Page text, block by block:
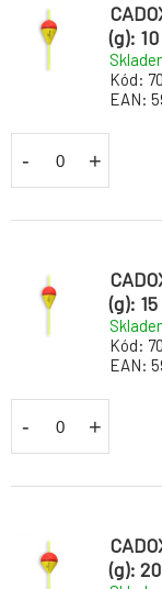
(g): 10
Kód:
EAN:
- +
(g): 15
Kód:
EAN:
- +
(g): 20